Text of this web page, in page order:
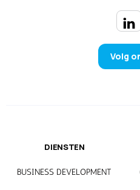
Volg
DIENSTEN
BUSINESS DEVELOPMENT